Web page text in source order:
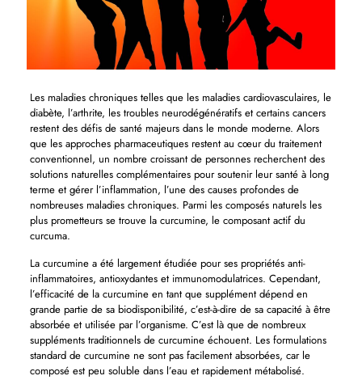
Les maladies chroniques telles que les maladies cardiovasculaires, le
diabète, l’arthrite, les troubles neurodégénératifs et certains cancers
restent des défis de santé majeurs dans le monde moderne. Alors
que les approches pharmaceutiques restent au cœur du traitement
conventionnel, un nombre croissant de personnes recherchent des
solutions naturelles complémentaires pour soutenir leur santé à long
terme et gérer l’inflammation, l’une des causes profondes de
nombreuses maladies chroniques. Parmi les composés naturels les
plus prometteurs se trouve la curcumine, le composant actif du
curcuma.
La curcumine a été largement étudiée pour ses propriétés anti-
inflammatoires, antioxydantes et immunomodulatrices. Cependant,
l’efficacité de la curcumine en tant que supplément dépend en
grande partie de sa biodisponibilité, c’est-à-dire de sa capacité à être
absorbée et utilisée par l’organisme. C’est là que de nombreux
suppléments traditionnels de curcumine échouent. Les formulations
standard de curcumine ne sont pas facilement absorbées, car le
composé est peu soluble dans l’eau et rapidement métabolisé.